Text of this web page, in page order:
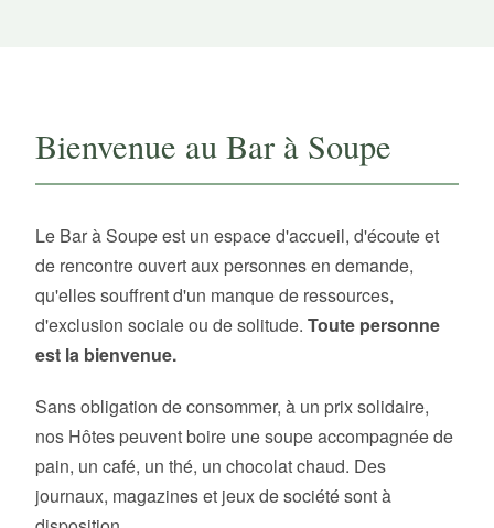
Bienvenue au Bar à Soupe
Le Bar à Soupe est un espace d'accueil, d'écoute et
de rencontre ouvert aux personnes en demande,
qu'elles souffrent d'un manque de ressources,
d'exclusion sociale ou de solitude. Toute personne
est la bienvenue.
Sans obligation de consommer, à un prix solidaire,
nos Hôtes peuvent boire une soupe accompagnée de
pain, un café, un thé, un chocolat chaud. Des
journaux, magazines et jeux de société sont à